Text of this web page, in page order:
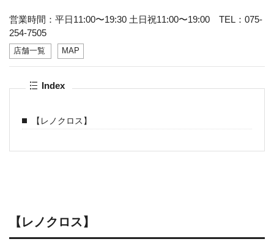
営業時間：平日11:00〜19:30 土日祝11:00〜19:00 TEL：075-
254-7505
店舗一覧 MAP
Index
【レノクロス】
【レノクロス】